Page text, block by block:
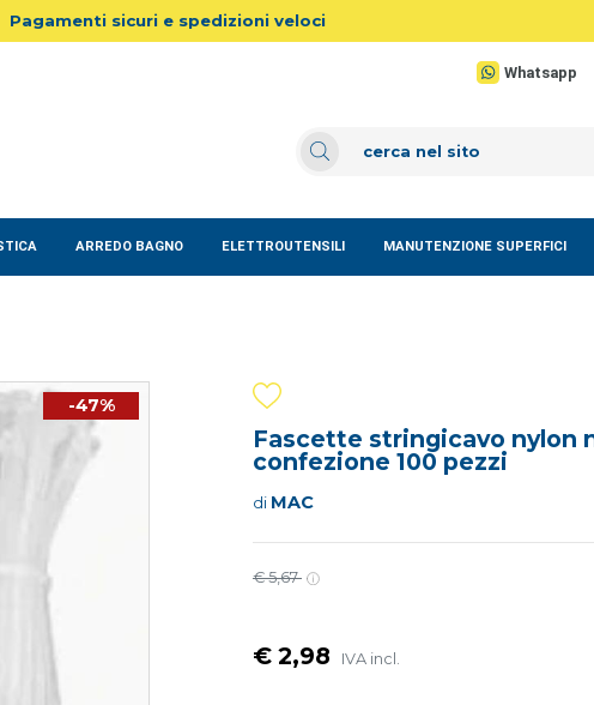
Pagamenti sicuri e spedizioni veloci
Whatsapp
ARREDO BAGNO ELETTROUTENSILI MANUTENZIONE SUPERFICI
-47%
Fascette stringicavo nylon
confezione 100 pezzi
di MAC
€ 5,67
€ 2,98 IVA incl.